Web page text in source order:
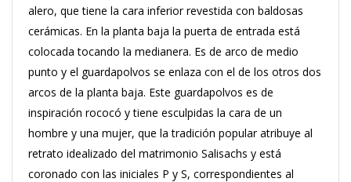
alero, que tiene la cara inferior revestida con baldosas
cerámicas. En la planta baja la puerta de entrada está
colocada tocando la medianera. Es de arco de medio
punto y el guardapolvos se enlaza con el de los otros dos
arcos de la planta baja. Este guardapolvos es de
inspiración rococó y tiene esculpidas la cara de un
hombre y una mujer, que la tradición popular atribuye al
retrato idealizado del matrimonio Salisachs y está
coronado con las iniciales P y S, correspondientes al